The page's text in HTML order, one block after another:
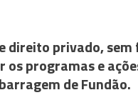
direito privado,
programas e
de Fundão.